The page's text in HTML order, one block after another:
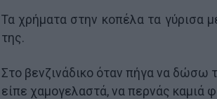
Τα χρήματα στην κοπέλα τα γύρισα
της.
Στο βενζινάδικο όταν πήγα να δώσω
είπε χαμογελαστά, να περνάς καμιά